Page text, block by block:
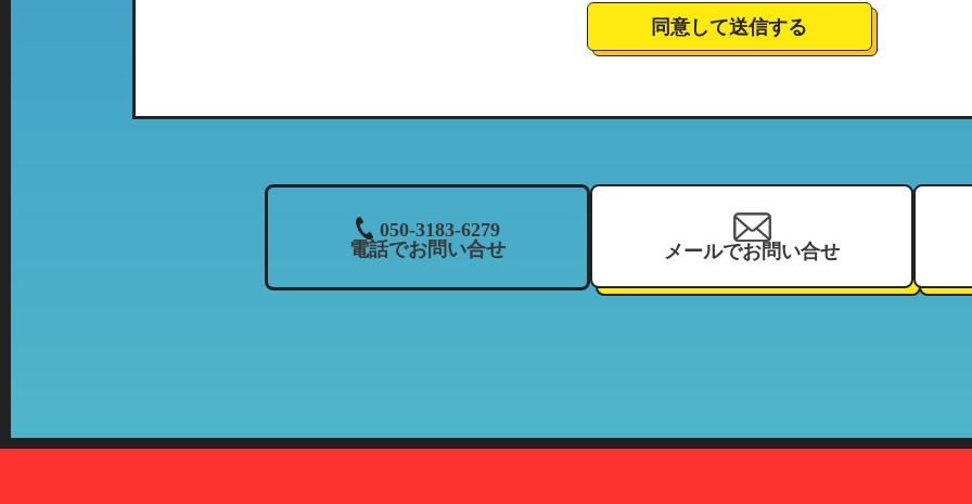
（3）お客様に有益と思われる当社のサービスの商品情報、イベント情報、新店情報等の郵送、配送（
（4）お問い合わせやご意見・ご要望に対応し、それらを会社運営全体に反映させるため
列店のご案内をお送りさせて頂くことがございますので、ご了承下さい）
３．個人情報の共同利用について
当社では、お客様から頂いた情報を、当社の関連企業及びフランチャイジーとの間において、共同利用
・共同利用される個人情報：氏名、住所、電話番号、来店履歴（購入履歴若しくはリース履歴）、支払
お客様より個人情報の開示、訂正、削除、または利用停止を求められたときは、当社の定める方法で本
同意して送信する
050-3183-6279
電話でお問い合せ
メールでお問い合せ